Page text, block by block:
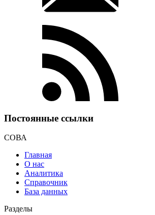
Постоянные ссылки
СОВА
Главная
О нас
Аналитика
Справочник
База данных
Разделы